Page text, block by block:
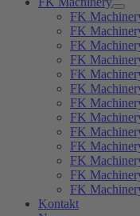
FK
FK
FK
FK
FK
FK
FK
FK
FK
FK
FK
FK
FK
Kontakt